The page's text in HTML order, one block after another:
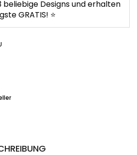
beliebige Designs und erhalten
GRATIS! ⭐